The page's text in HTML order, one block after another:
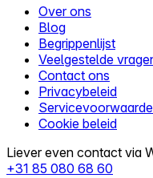
Over ons
Blog
Begrippenlijst
Veelgestelde
Contact ons
Privacybeleid
Cookie beleid
Liever even contact via
+31 85 080 68 60